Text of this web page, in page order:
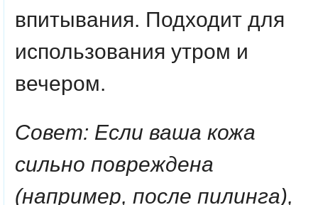
впитывания. Подходит для
использования утром и
вечером.
Совет: Если ваша кожа
сильно повреждена
(например, после пилинга),